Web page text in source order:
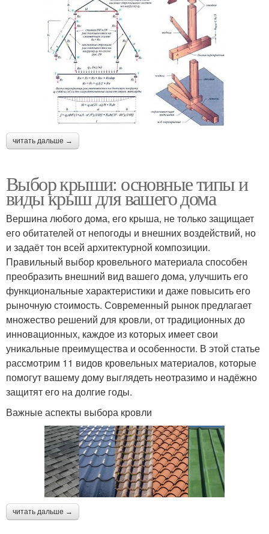
читать дальше →
Выбор крыши: основные типы и
виды крыш для вашего дома
Вершина любого дома, его крыша, не только защищает
его обитателей от непогоды и внешних воздействий, но
и задаёт тон всей архитектурной композиции.
Правильный выбор кровельного материала способен
преобразить внешний вид вашего дома, улучшить его
функциональные характеристики и даже повысить его
рыночную стоимость. Современный рынок предлагает
множество решений для кровли, от традиционных до
инновационных, каждое из которых имеет свои
уникальные преимущества и особенности. В этой статье
рассмотрим 11 видов кровельных материалов, которые
помогут вашему дому выглядеть неотразимо и надёжно
защитят его на долгие годы.
Важные аспекты выбора кровли
читать дальше →